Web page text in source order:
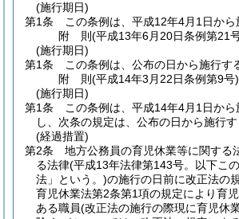
(施行期日)
第1条
この条例は、平成12年4月1日から
附 則(平成13年6月20日条例第21
(施行期日)
第1条
この条例は、公布の日から施行す
附 則(平成14年3月22日条例第9号)
(施行期日)
第1条
この条例は、平成14年4月1日から
し、次条の規定は、公布の日から施行す
(経過措置)
第2条
地方公務員の育児休業等に関する
る法律(平成13年法律第143号。以下こ
法」という。)の施行の日前に改正法の
育児休業法第2条第1項の規定により育
ある職員(改正法の施行の際現に育児休